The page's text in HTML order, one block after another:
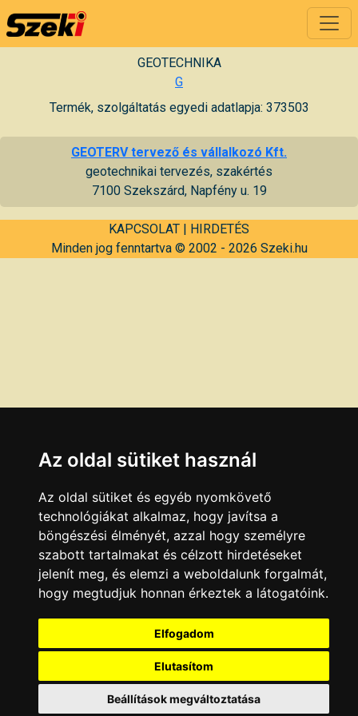
GEOTECHNIKA
G
Termék, szolgáltatás egyedi adatlapja: 373503
GEOTERV tervező és vállalkozó Kft.
geotechnikai tervezés, szakértés
7100 Szekszárd, Napfény u. 19
KAPCSOLAT | HIRDETÉS
Minden jog fenntartva © 2002 - 2026 Szeki.hu
Az oldal sütiket használ
Az oldal sütiket és egyéb nyomkövető
technológiákat alkalmaz, hogy javítsa a
böngészési élményét, azzal hogy személyre
szabott tartalmakat és célzott hirdetéseket
jelenít meg, és elemzi a weboldalunk forgalmát,
hogy megtudjuk honnan érkeztek a látogatóink.
Elfogadom
Elutasítom
Beállítások megváltoztatása